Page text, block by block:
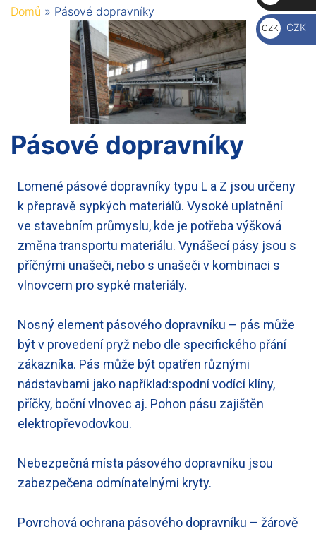
Domů » Pásové dopravníky
Pásové dopravníky
Lomené pásové dopravníky typu L a Z jsou určeny
k přepravě sypkých materiálů. Vysoké uplatnění
ve stavebním průmyslu, kde je potřeba výšková
změna transportu materiálu. Vynášecí pásy jsou s
příčnými unašeči, nebo s unašeči v kombinaci s
vlnovcem pro sypké materiály.
Nosný element pásového dopravníku – pás může
být v provedení pryž nebo dle specifického přání
zákazníka. Pás může být opatřen různými
nádstavbami jako například:spodní vodící klíny,
příčky, boční vlnovec aj. Pohon pásu zajištěn
elektropřevodovkou.
Nebezpečná místa pásového dopravníku jsou
zabezpečena odmínatelnými kryty.
Povrchová ochrana pásového dopravníku – žárově
€
CZK
Kč
CZK